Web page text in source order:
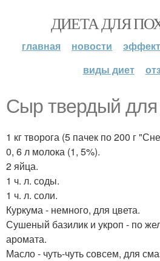
ДИЕТА ДЛЯ
главная новости
виды диет
Сыр твердый для
1 кг творога (5 пачек по 200 г
0, 6 л молока (1, 5%).
2 яйца.
1 ч. л. соды.
1 ч. л. соли.
Куркума - немного, для цвета.
Сушеный базилик и укроп - по
аромата.
Масло - чуть-чуть совсем, для